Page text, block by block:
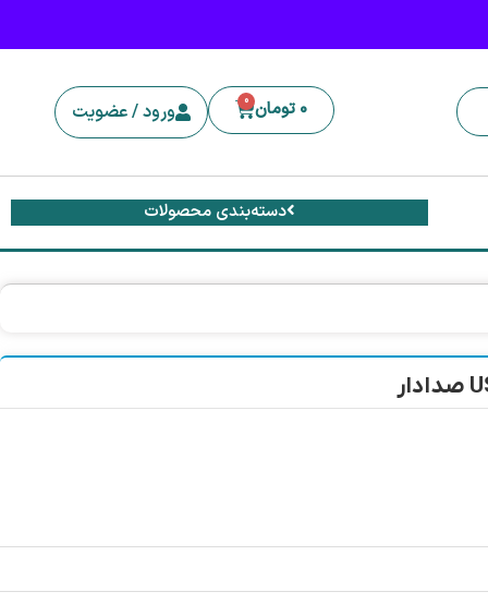
0 تومان 0 ورود / عضویت
دسته‌بندی محصولات